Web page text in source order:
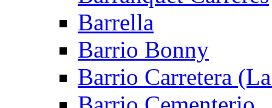
Barrella
Barrio Bonny
Barrio Carretera